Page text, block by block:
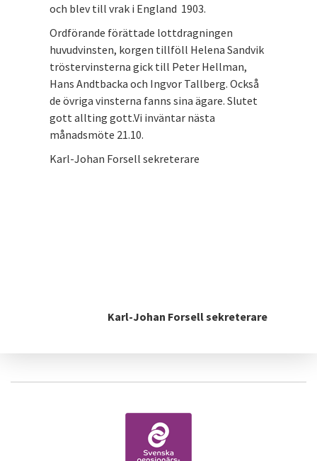
och blev till vrak i England 1903.
Ordförande förättade lottdragningen
huvudvinsten, korgen tillföll Helena Sandvik
tröstervinsterna gick till Peter Hellman,
Hans Andtbacka och Ingvor Tallberg. Också
de övriga vinsterna fanns sina ägare. Slutet
gott allting gott.Vi inväntar nästa
månadsmöte 21.10.
Karl-Johan Forsell sekreterare
Karl-Johan Forsell sekreterare